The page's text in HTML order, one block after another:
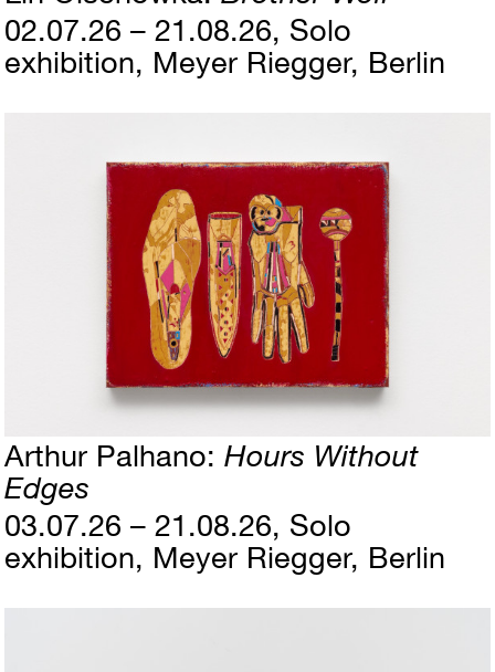
02.07.26 – 21.08.26 Solo
exhibition Meyer Riegger, Berlin
Arthur Palhano Hours Without
Edges
03.07.26 – 21.08.26 Solo
exhibition Meyer Riegger, Berlin